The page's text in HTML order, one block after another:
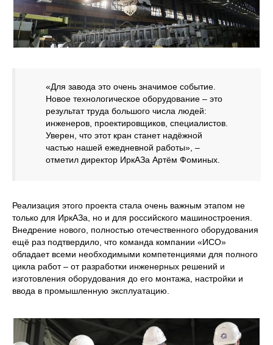
«Для завода это очень значимое событие.
Новое технологическое оборудование – это
результат труда большого числа людей:
инженеров, проектировщиков, специалистов.
Уверен, что этот кран станет надёжной
частью нашей ежедневной работы», –
отметил директор ИркАЗа Артём Фоминых.
Реализация этого проекта стала очень важным этапом не
только для ИркАЗа, но и для российского машиностроения.
Внедрение нового, полностью отечественного оборудования
ещё раз подтвердило, что команда компании «ИСО»
обладает всеми необходимыми компетенциями для полного
цикла работ – от разработки инженерных решений и
изготовления оборудования до его монтажа, настройки и
ввода в промышленную эксплуатацию.